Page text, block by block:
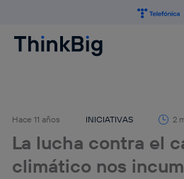
Hace 11 años INICIATIVAS 2
La lucha contra el
climático nos